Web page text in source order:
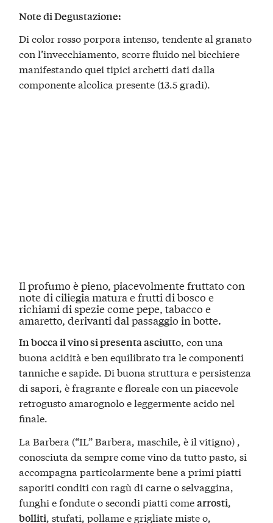
Note di Degustazione:
Di color rosso porpora intenso, tendente al granato
con l’invecchiamento, scorre fluido nel bicchiere
manifestando quei tipici archetti dati dalla
componente alcolica presente (13.5 gradi).
Ilprofumo è pieno, piacevolmente fruttato con
note di ciliegia matura e frutti di bosco e
richiami di spezie come pepe, tabacco e
amaretto, derivanti dal passaggio in botte.
In bocca il vino si presenta asciutto, con una
buona acidità e ben equilibrato tra le componenti
tanniche e sapide. Di buona struttura e persistenza
di sapori, è fragrante e floreale con un piacevole
retrogusto amarognolo e leggermente acido nel
finale.
La Barbera (“IL” Barbera, maschile, è il vitigno) ,
conosciuta da sempre come vino da tutto pasto, si
accompagna particolarmente bene a primi piatti
saporiti conditi con ragù di carne o selvaggina,
funghi e fondute o secondi piatti comearrosti
bolliti , stufati, pollame e grigliate miste o,